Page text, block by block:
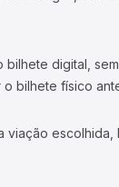
bilhete digital,
bilhete físico